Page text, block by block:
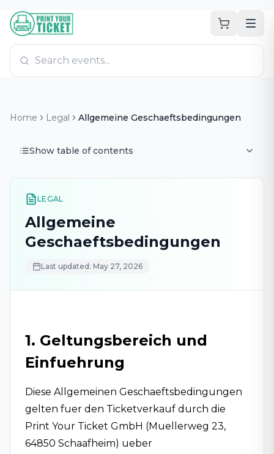
Zum Hauptinhalt
PrintYourTicket
Home Legal Allgemeine Geschaeftsbedingungen
Show table of contents
LEGAL
Allgemeine
Geschaeftsbedingungen
Last updated: May 27, 2026
1. Geltungsbereich und
Einfuehrung
Diese Allgemeinen Geschaeftsbedingungen
gelten fuer den Ticketverkauf durch die
Print Your Ticket GmbH (Muellerweg 23,
64850 Schaafheim) ueber